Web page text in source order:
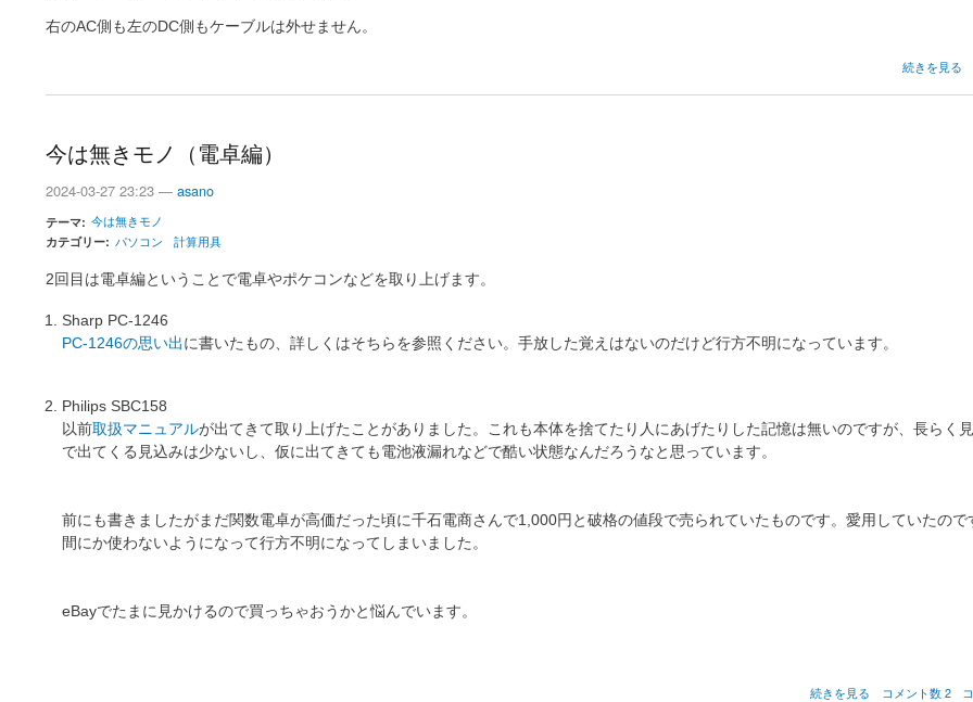
右のAC側も左のDC側もケーブルは外せません。
AC
続きを見る
今は無きモノ（電卓編）
2024-03-27 23:23 — asano
テーマ 今は無きモノ
カテゴリー
パソコン 計算用具
2回目は電卓編ということで電卓やポケコンなどを取り上げます。
Sharp PC-1246
PC-1246の思い出 に書いたもの、詳しくはそちらを参照ください。手放した覚えはないのだけど行方不明になっています。
Philips SBC158
以前取扱マニュアルが出てきて取り上げたことがありました。これも本体を捨てたり人にあげたりした記憶は無いのですが、長らく
で出てくる見込みは少ないし、仮に出てきても電池液漏れなどで酷い状態なんだろうなと思っています。
前にも書きましたがまだ関数電卓が高価だった頃に千石電商さんで1,000円と破格の値段で売られていたものです。愛用していたので
間にか使わないようになって行方不明になってしまいました。
eBayでたまに見かけるので買っちゃおうかと悩んでいます。
今
続きを見る コメント数 2